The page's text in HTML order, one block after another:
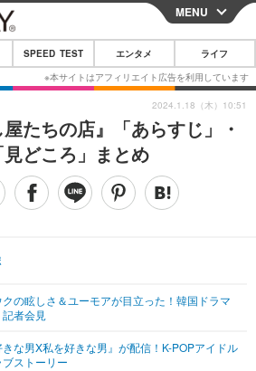
CLOSE
スマートフォン
その他
映画・ドラマ
その他
MENU
SPEED TEST エンタメ ライフ
たちの店』「あらすじ」・
見どころ」まとめ
の眩しさ＆ユーモアが目立った！韓国ドラマ
記者会見
な男X私を好きな男』が配信！K-POPアイドル
ストーリー
2024.1.18（木）10:51